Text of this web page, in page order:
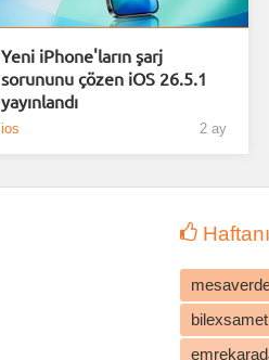
Yeni iPhone'ların şarj
sorununu çözen iOS 26.5.1
yayınlandı
ios 2 ay
bilexsamet